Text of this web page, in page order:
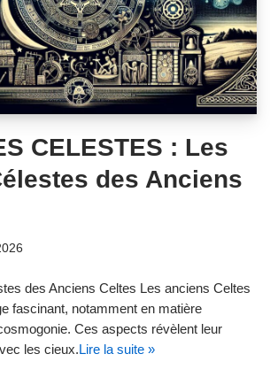
CELESTES : Les
des Anciens
des Anciens Celtes Les anciens Celtes
fascinant, notamment en matière
Ces aspects révèlent leur
les cieux.Lire la suite »